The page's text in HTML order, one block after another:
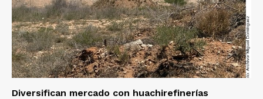
Empresa
Nosotros
Diversifican mercado con huachirefinerías